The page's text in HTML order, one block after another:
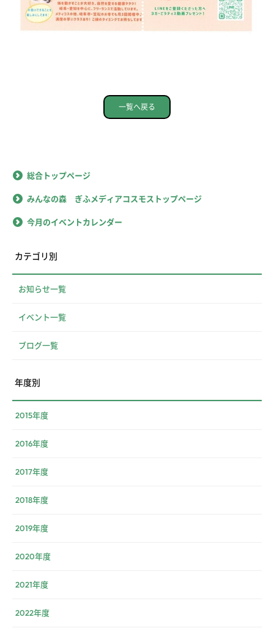
一覧へ戻る
総合トップページ
みんなの森 ぎふメディアコスモストップページ
今月のイベントカレンダー
カテゴリ別
お知らせ一覧
イベント一覧
ブログ一覧
年度別
2015年度
2016年度
2017年度
2018年度
2019年度
2020年度
2021年度
2022年度